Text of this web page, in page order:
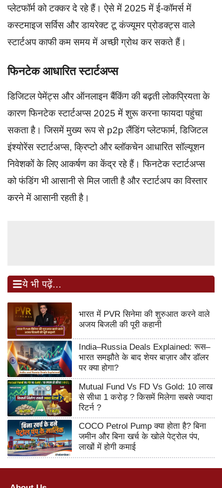
प्लेटफॉर्म को टक्कर दे रहे हैं। ऐसे में 2025 में ई-कॉमर्स में
कस्टमाइज सर्विस और डायरेक्ट टू कंज्यूमर प्रोडक्ट्स वाले
स्टार्टअप काफी कम समय में अच्छी ग्रोथ कर सकते हैं।
फिनटेक आधारित स्टार्टअप्स
डिजिटल पेमेंट्स और ऑनलाइन बैंकिंग की बढ़ती लोकप्रियता के
कारण फिनटेक स्टार्टअप्स 2025 में शुरू करना फायदा पहुंचा
सकता है। जिसमें मुख्य रूप से p2p लैंडिंग प्लेटफार्म, डिजिटल
इंश्योरेंस स्टार्टअप्स, क्रिप्टो और ब्लॉकचेन आधारित सॉल्यूशन
निवेशकों के लिए आकर्षण का केंद्र रहे हैं। फिनटेक स्टार्टअप्स
को फंडिंग भी आसानी से मिल जाती है और स्टार्टअप का विस्तार
करने में आसानी रहती है।
ये भी पढ़ें...
भारत में PVR सिनेमा की शुरुआत करने वाले
अजय बिजली की पूरी कहानी
India–Russia Deals Explained: रूस–
भारत समझौते के बाद शेयर बाज़ार और डॉलर
पर क्या होगा?
Mutual Fund Vs FD Vs Gold: 10 लाख
से सीधा 1 करोड़ ? किसमें मिलेगा सबसे ज्यादा
रिटर्न ?
COCO Petrol Pump क्या होता है? बिना
जमीन और बिना खर्च के खोले पेट्रोल पंप,
लाखों में होगी कमाई